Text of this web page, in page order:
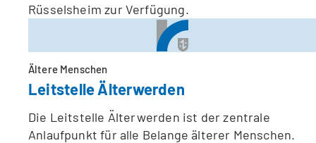
Rüsselsheim zur Verfügung.
Ältere Menschen
Leitstelle Älterwerden
Die Leitstelle Älterwerden ist der zentrale
Anlaufpunkt für alle Belange älterer Menschen.